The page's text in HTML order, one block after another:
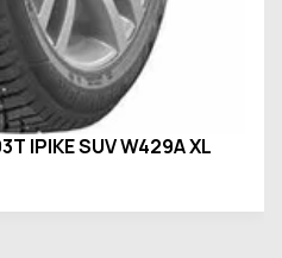
IPIKE SUV W429A XL